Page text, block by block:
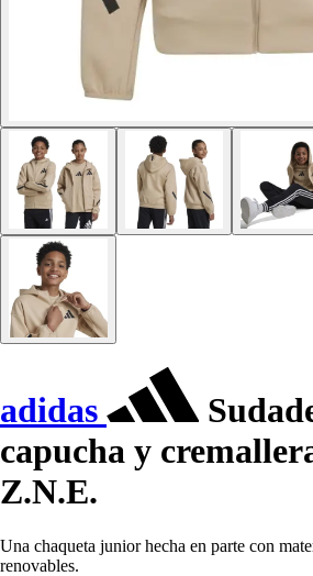
adidas
capucha y
Z.N.E.
Una chaqueta junior hecha en parte con
renovables.